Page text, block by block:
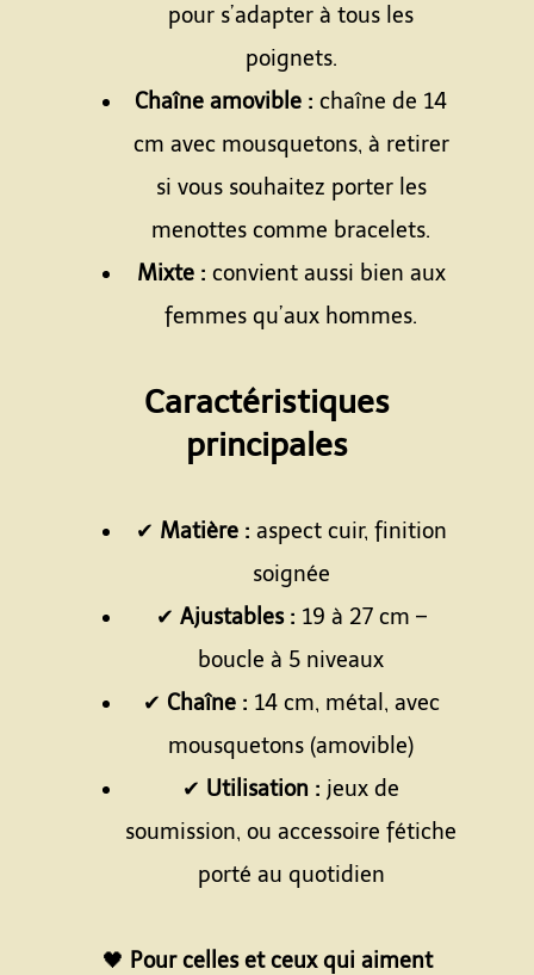
pour s’adapter à tous les
poignets.
Chaîne amovible : chaîne de 14
cm avec mousquetons, à retirer
si vous souhaitez porter les
menottes comme bracelets.
Mixte : convient aussi bien aux
femmes qu’aux hommes.
Caractéristiques
principales
✔ Matière : aspect cuir, finition
soignée
✔ Ajustables : 19 à 27 cm –
boucle à 5 niveaux
✔ Chaîne : 14 cm, métal, avec
mousquetons (amovible)
✔ Utilisation : jeux de
soumission, ou accessoire fétiche
porté au quotidien
🖤 Pour celles et ceux qui aiment